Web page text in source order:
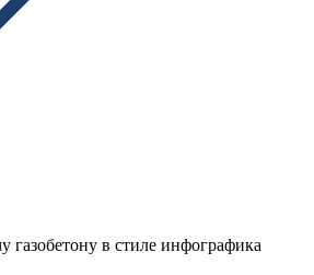
газобетону в стиле инфографика